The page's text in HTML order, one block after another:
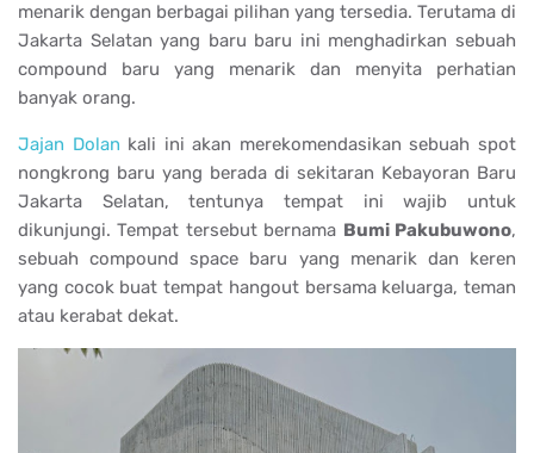
menarik dengan berbagai pilihan yang tersedia. Terutama di
Jakarta Selatan yang baru baru ini menghadirkan sebuah
compound baru yang menarik dan menyita perhatian
banyak orang.
Jajan Dolan kali ini akan merekomendasikan sebuah spot
nongkrong baru yang berada di sekitaran Kebayoran Baru
Jakarta Selatan, tentunya tempat ini wajib untuk
dikunjungi. Tempat tersebut bernama Bumi Pakubuwono,
sebuah compound space baru yang menarik dan keren
yang cocok buat tempat hangout bersama keluarga, teman
atau kerabat dekat.